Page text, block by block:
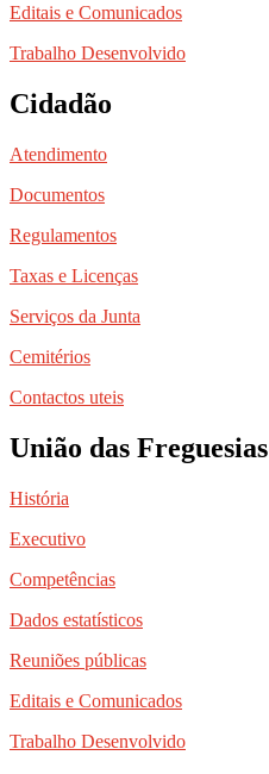
Editais e Comunicados
Trabalho Desenvolvido
Cidadão
Atendimento
Documentos
Regulamentos
Taxas e Licenças
Serviços da Junta
Cemitérios
Contactos uteis
União das Freguesias
História
Executivo
Competências
Dados estatísticos
Reuniões públicas
Editais e Comunicados
Trabalho Desenvolvido